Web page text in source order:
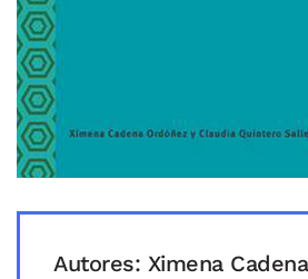
Autores: Ximena